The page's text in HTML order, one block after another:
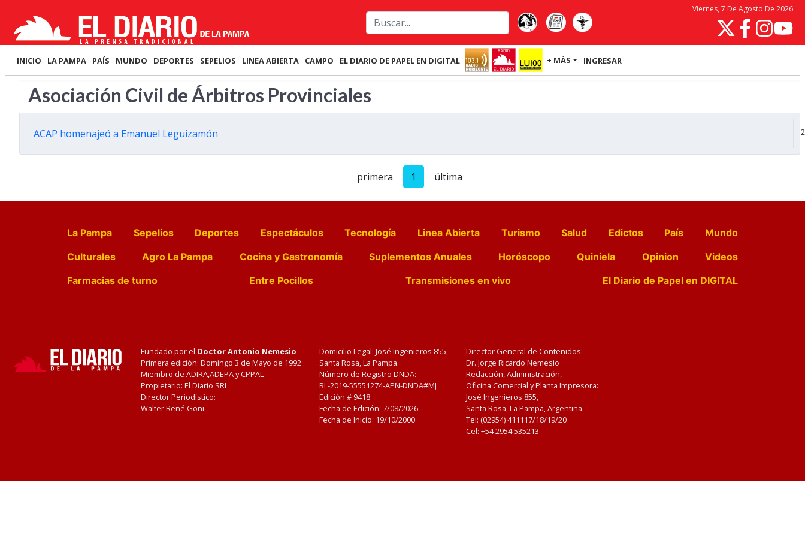
Viernes, 7 De Agosto De 2026
INICIO LA PAMPA PAÍS MUNDO DEPORTES SEPELIOS LINEA ABIERTA CAMPO EL DIARIO DE PAPEL EN DIGITAL + MÁS INGRESAR
Asociación Civil de Árbitros Provinciales
ACAP homenajeó a Emanuel Leguizamón
primera 1 última
La Pampa Sepelios Deportes Espectáculos Tecnología Linea Abierta Turismo Salud Edictos País
Mundo
Culturales
Agro La Pampa Cocina y Gastronomía Suplementos Anuales Horóscopo Quiniela Opinion
Videos
Farmacias de turno
Entre Pocillos Transmisiones en vivo El Diario de Papel en DIGITAL
Fundado por el Doctor Antonio Nemesio
Primera edición: Domingo 3 de Mayo de 1992
Miembro de ADIRA,ADEPA y CPPAL
Propietario: El Diario SRL
Director Periodístico:
Walter René Goñi
Domicilio Legal: José Ingenieros 855,
Santa Rosa, La Pampa.
Número de Registro DNDA:
RL-2019-55551274-APN-DNDA#MJ
Edición # 9418
Fecha de Edición: 7/08/2026
Fecha de Inicio: 19/10/2000
Director General de Contenidos:
Dr. Jorge Ricardo Nemesio
Redacción, Administración,
Oficina Comercial y Planta Impresora:
José Ingenieros 855,
Santa Rosa, La Pampa, Argentina.
Tel: (02954) 411117/18/19/20
Cel: +54 2954 535213